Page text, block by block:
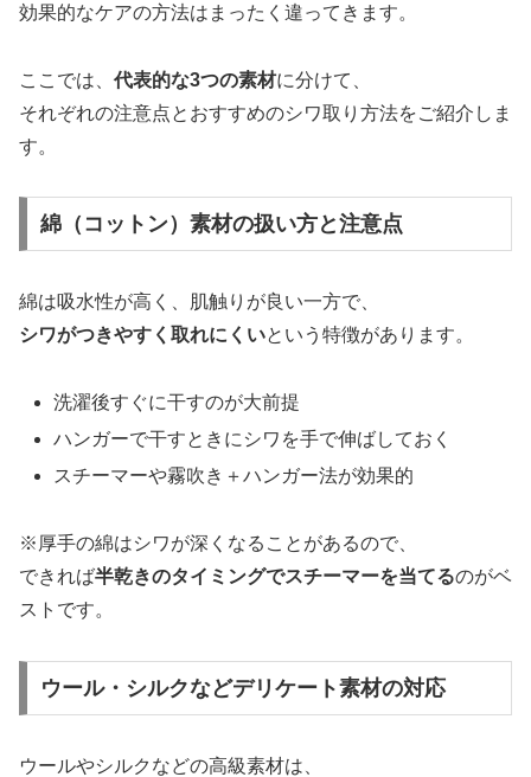
効果的なケアの方法はまったく違ってきます。
ここでは、 代表的な3つの素材に分けて、
それぞれの注意点とおすすめのシワ取り方法をご紹介しま
す。
綿（コットン）素材の扱い方と注意点
綿は吸水性が高く、肌触りが良い一方で、
シワがつきやすく取れにくいという特徴があります。
洗濯後すぐに干すのが大前提
ハンガーで干すときにシワを手で伸ばしておく
スチーマーや霧吹き＋ハンガー法が効果的
※厚手の綿はシワが深くなることがあるので、
できれば半乾きのタイミングでスチーマーを当てるのがベ
ストです。
ウール・シルクなどデリケート素材の対応
ウールやシルクなどの高級素材は、